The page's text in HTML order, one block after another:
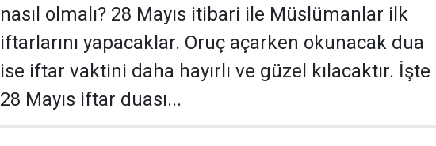
nasıl olmalı? 28 Mayıs itibari ile Müslümanlar ilk
iftarlarını yapacaklar. Oruç açarken okunacak dua
ise iftar vaktini daha hayırlı ve güzel kılacaktır. İşte
28 Mayıs iftar duası...